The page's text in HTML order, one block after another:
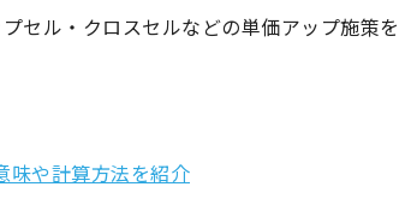
セル・クロスセルなどの単価アップ施策を
味や計算方法を紹介